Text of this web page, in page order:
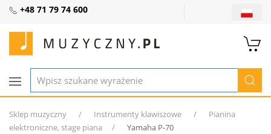
+48 71 79 74 600
Sklep muzyczny Instrumenty klawiszowe
Pianina
elektroniczne, stage piana
Yamaha P-70